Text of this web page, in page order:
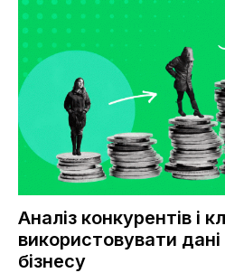
Аналіз конкурентів і
використовувати
бізнесу